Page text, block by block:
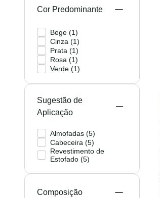
Cor Predominante
Bege (1)
Cinza (1)
Prata (1)
Rosa (1)
Verde (1)
Sugestão de
Aplicação
Almofadas (5)
Cabeceira (5)
Revestimento de
Estofado (5)
Composição